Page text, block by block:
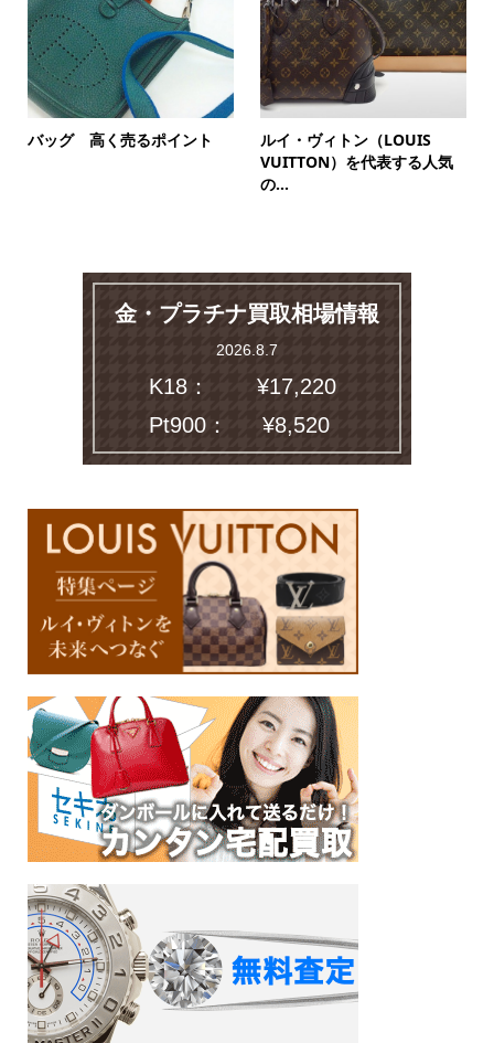
バッグ 高く売るポイント
ルイ・ヴィトン（LOUIS
VUITTON）を代表する人気
の...
金・プラチナ買取相場情報
2026.8.7
K18：
¥17,220
Pt900：
¥8,520